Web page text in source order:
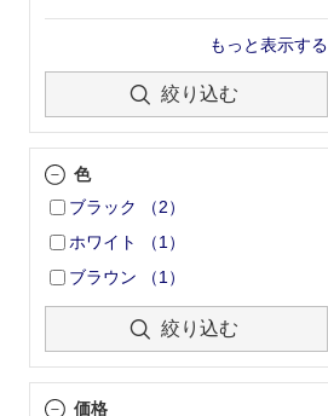
もっと表示する
絞り込む
色
ブラック
（2）
ホワイト
（1 ）
ブラウン
（1 ）
絞り込む
価格